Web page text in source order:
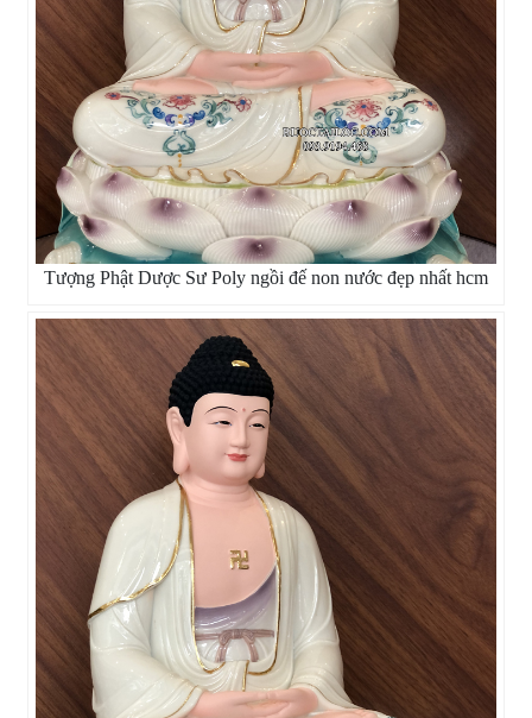
Tượng Phật Dược Sư Poly ngồi đế non nước đẹp nhất hcm